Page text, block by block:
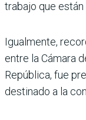
trabajo que
Igualmente,
entre la Cámara
República, fue
destinado a la